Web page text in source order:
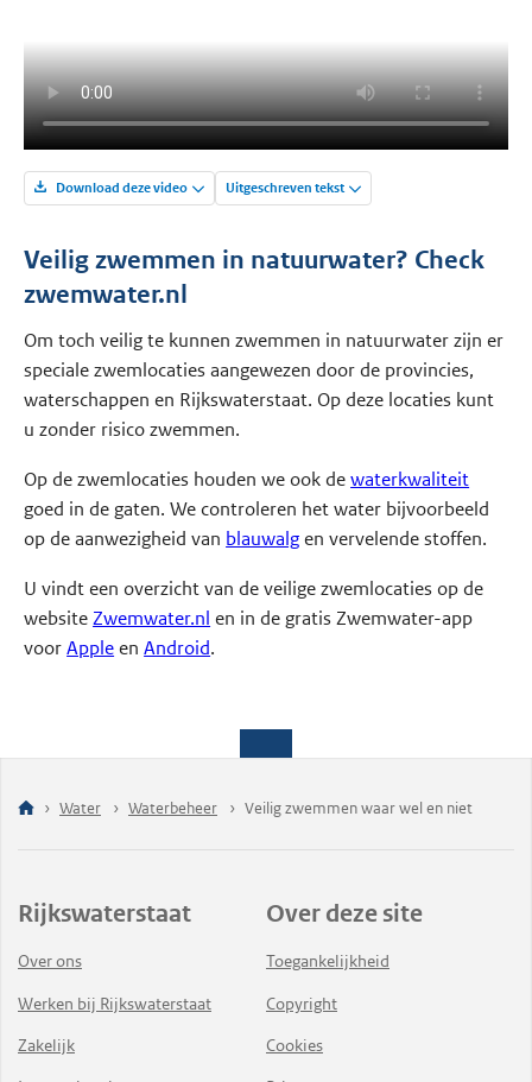
Download deze video Uitgeschreven tekst
Veilig zwemmen in natuurwater? Check
zwemwater.nl
Om toch veilig te kunnen zwemmen in natuurwater zijn er
speciale zwemlocaties aangewezen door de provincies,
waterschappen en Rijkswaterstaat. Op deze locaties kunt
u zonder risico zwemmen.
Op de zwemlocaties houden we ook dewaterkwaliteit
goed in de gaten. We controleren het water bijvoorbeeld
op de aanwezigheid van blauwalgen vervelende stoffen.
U vindt een overzicht van de veilige zwemlocaties op de
websiteZwemwater.nl en in de gratis Zwemwater-app
voorAppleenAndroid.
Water Waterbeheer Veilig zwemmen waar wel en niet
Rijkswaterstaat
Over ons
Werken bij Rijkswaterstaat
Zakelijk
Over deze site
Toegankelijkheid
Copyright
Cookies